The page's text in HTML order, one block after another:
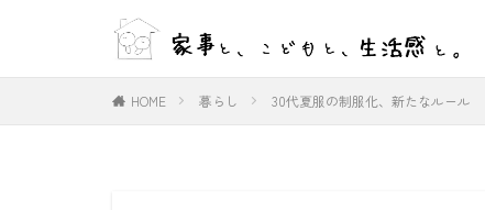
HOME 暮らし 30代夏服の制服化、新たなルール
WEB デザイン